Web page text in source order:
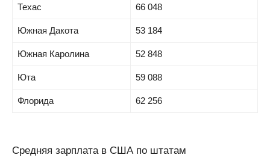
Техас 66 048
Южная Дакота 53 184
Южная Каролина 52 848
Юта 59 088
Флорида 62 256
Средняя зарплата в США по штатам